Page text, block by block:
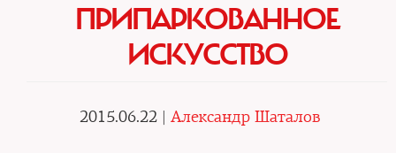
ПРИПАРКОВАННОЕ
ИСКУССТВО
2015.06.22 | Александр Шаталов